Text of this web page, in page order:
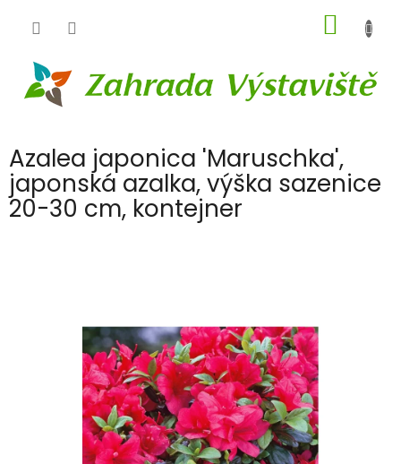
KOŠÍK
Azalea japonica 'Maruschka',
japonská azalka, výška sazenice
20-30 cm, kontejner